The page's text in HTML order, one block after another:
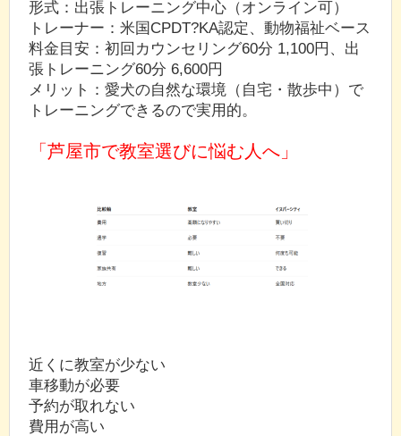
形式：出張トレーニング中心（オンライン可）
トレーナー：米国CPDT?KA認定、動物福祉ベース
料金目安：初回カウンセリング60分 1,100円、出
張トレーニング60分 6,600円
メリット：愛犬の自然な環境（自宅・散歩中）で
トレーニングできるので実用的。
「芦屋市で教室選びに悩む人へ」
近くに教室が少ない
車移動が必要
予約が取れない
費用が高い